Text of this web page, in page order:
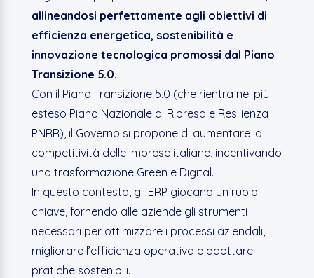
allineandosi perfettamente agli obiettivi di
efficienza energetica, sostenibilità e
innovazione tecnologica promossi dal Piano
Transizione 5.0.
Con il Piano Transizione 5.0 (che rientra nel più
esteso Piano Nazionale di Ripresa e Resilienza
PNRR), il Governo si propone di aumentare la
competitività delle imprese italiane, incentivando
una trasformazione Green e Digital.
In questo contesto, gli ERP giocano un ruolo
chiave, fornendo alle aziende gli strumenti
necessari per ottimizzare i processi aziendali,
migliorare l’efficienza operativa e adottare
pratiche sostenibili.